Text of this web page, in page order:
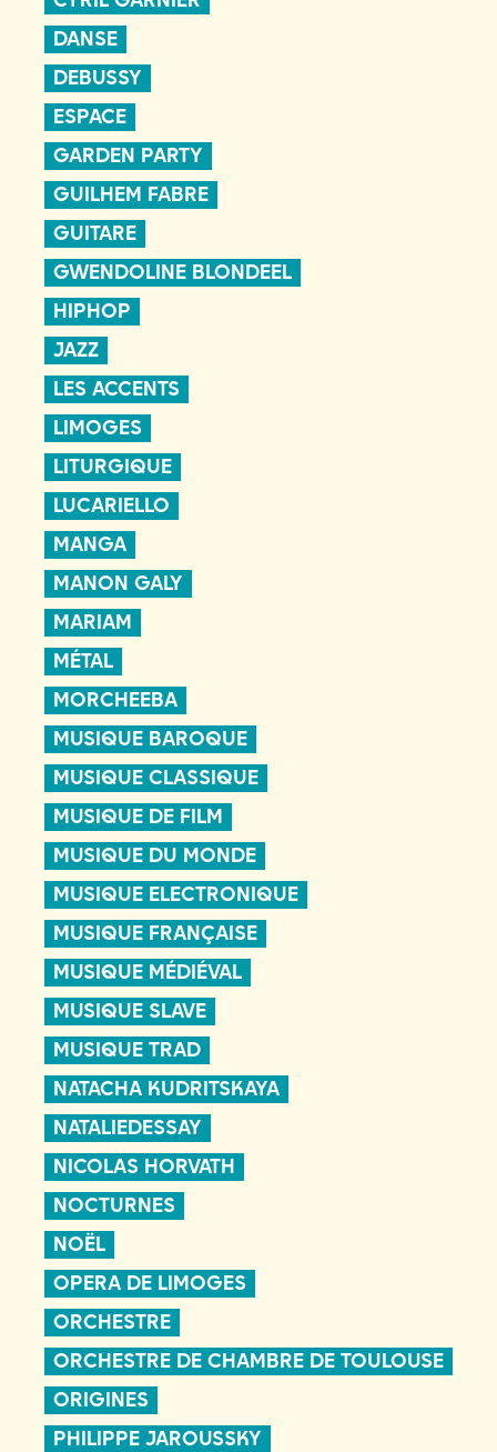
DANSE
DEBUSSY
ESPACE
GARDEN PARTY
GUILHEM FABRE
GUITARE
GWENDOLINE BLONDEEL
HIPHOP
JAZZ
LES ACCENTS
LIMOGES
LITURGIQUE
LUCARIELLO
MANGA
MANON GALY
MARIAM
MÉTAL
MORCHEEBA
MUSIQUE BAROQUE
MUSIQUE CLASSIQUE
MUSIQUE DE FILM
MUSIQUE DU MONDE
MUSIQUE ELECTRONIQUE
MUSIQUE FRANÇAISE
MUSIQUE MÉDIÉVAL
MUSIQUE SLAVE
MUSIQUE TRAD
NATACHA KUDRITSKAYA
NATALIEDESSAY
NICOLAS HORVATH
NOCTURNES
NOËL
OPERA DE LIMOGES
ORCHESTRE
ORCHESTRE DE CHAMBRE DE TOULOUSE
ORIGINES
PHILIPPE JAROUSSKY